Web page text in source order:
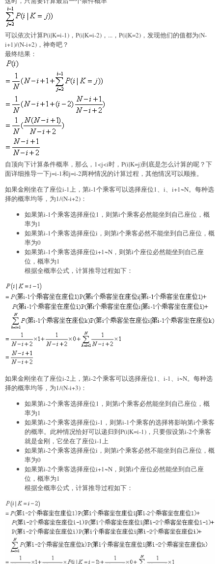
可以依次计算P(i|K=i-1)，P(i|K=i-2)，...，P(i|K=2)，发现他们的值都为(N-
i+1)/(N-i+2)，神奇吧？
最终结果：
自顶向下计算条件概率，那么，1<j<i时，P(i|K=j)到底是怎么计算的呢？下
面详细推导一下j=i-1和j=i-2两种情况的计算过程，其他情况可以顺推。
如果金刚坐在了座位i-1上，第i-1个乘客可以选择座位1、i、i+1~N。每种选
择的概率均等，为1/(N-i+2)：
如果第i-1个乘客选择座位1，则第i个乘客必然能坐到自己座位，概
率为1
如果第i-1个乘客选择座位i，则第i个乘客必然不能坐到自己座位，概
率为0
如果第i-1个乘客选择座位i+1~N，则第i个座位必然能坐到自己座
位，概率为1
根据全概率公式，计算推导过程如下：
如果金刚坐在了座位i-2上，第i-2个乘客可以选择座位1、i-1、i~N。每种选
择的概率均等，为1/(N-i+3)：
如果第i-2个乘客选择座位1，则第i个乘客必然能坐到自己座位，概
率为1
如果第i-2个乘客选择座位i-1，则第i-1个乘客的选择将影响第i个乘客
的概率。此种情况恰好可以递归到P(i|K=i-1)，只要假设第i-2个乘客
就是金刚，它坐在了座位i-1上
如果第i-2个乘客选择座位i，则第i个乘客必然不能坐到自己座位，概
率为0
如果第i-2个乘客选择座位i+1~N，则第i个座位必然能坐到自己座
位，概率为1
根据全概率公式，计算推导过程如下：